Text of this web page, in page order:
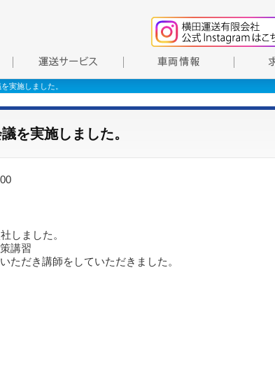
実施しました。
実施しました。
しました。
講習
だき講師をしていただきました。